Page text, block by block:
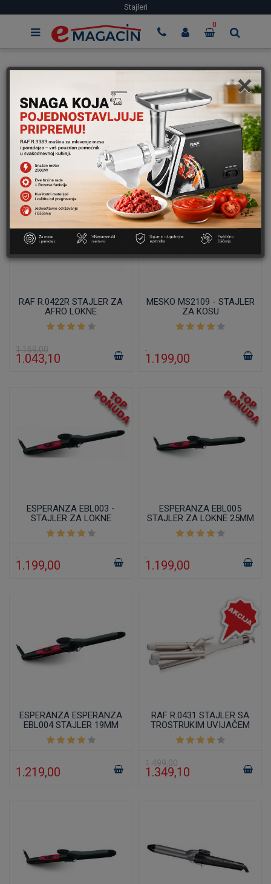
Stajleri
0
Stajleri
Filteri
RAF R.0422R STAJLER ZA
AFRO LOKNE
1.159,00
1.043,10
MESKO MS2109 - STAJLER
ZA KOSU
1.199,00
ESPERANZA EBL003 -
STAJLER ZA LOKNE
1.199,00
ESPERANZA EBL005
STAJLER ZA LOKNE 25MM
1.199,00
ESPERANZA ESPERANZA
EBL004 STAJLER 19MM
1.219,00
RAF R.0431 STAJLER SA
TROSTRUKIM UVIJAČEM
ZA KOSU 75W
1.499,00
1.349,10
×